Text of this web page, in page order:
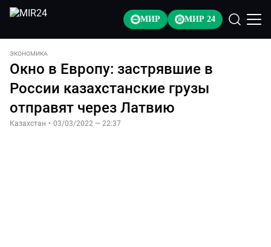
МИР МИР 24
ЭКОНОМИКА
Окно в Европу: застрявшие в
России казахстанские грузы
отправят через Латвию
Казахстан • 03/03/2022 — 22:37